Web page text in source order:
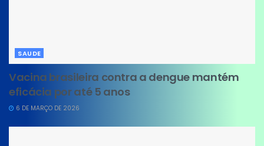
SAUDE
Vacina brasileira contra a dengue mantém
eficácia por até 5 anos
6 DE MARÇO DE 2026